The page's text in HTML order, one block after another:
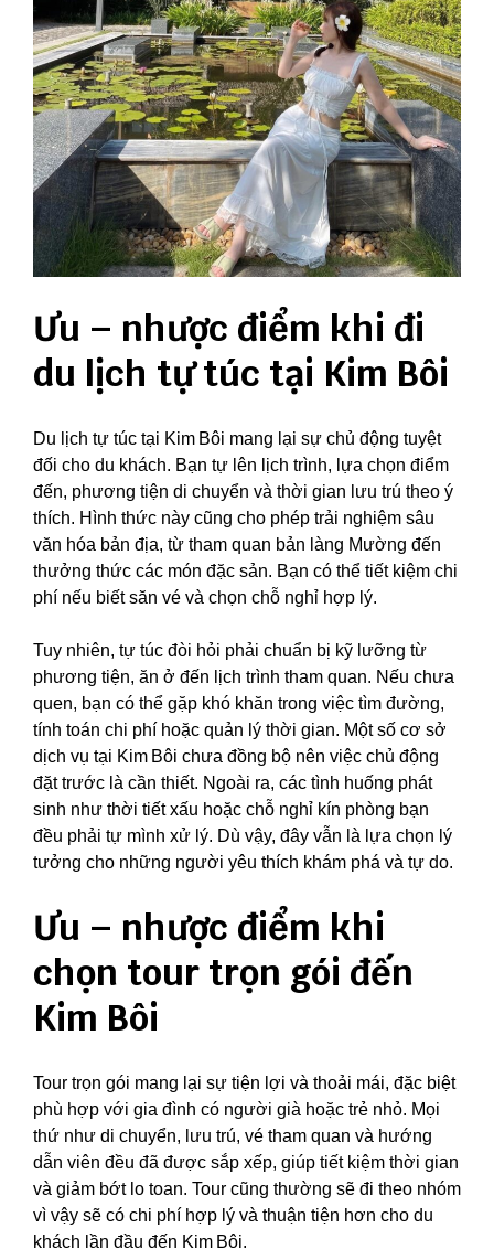
Ưu – nhược điểm khi đi
du lịch tự túc tại Kim Bôi
Du lịch tự túc tại Kim Bôi mang lại sự chủ động tuyệt
đối cho du khách. Bạn tự lên lịch trình, lựa chọn điểm
đến, phương tiện di chuyển và thời gian lưu trú theo ý
thích. Hình thức này cũng cho phép trải nghiệm sâu
văn hóa bản địa, từ tham quan bản làng Mường đến
thưởng thức các món đặc sản. Bạn có thể tiết kiệm chi
phí nếu biết săn vé và chọn chỗ nghỉ hợp lý.
Tuy nhiên, tự túc đòi hỏi phải chuẩn bị kỹ lưỡng từ
phương tiện, ăn ở đến lịch trình tham quan. Nếu chưa
quen, bạn có thể gặp khó khăn trong việc tìm đường,
tính toán chi phí hoặc quản lý thời gian. Một số cơ sở
dịch vụ tại Kim Bôi chưa đồng bộ nên việc chủ động
đặt trước là cần thiết. Ngoài ra, các tình huống phát
sinh như thời tiết xấu hoặc chỗ nghỉ kín phòng bạn
đều phải tự mình xử lý. Dù vậy, đây vẫn là lựa chọn lý
tưởng cho những người yêu thích khám phá và tự do.
Ưu – nhược điểm khi
chọn tour trọn gói đến
Kim Bôi
Tour trọn gói mang lại sự tiện lợi và thoải mái, đặc biệt
phù hợp với gia đình có người già hoặc trẻ nhỏ. Mọi
thứ như di chuyển, lưu trú, vé tham quan và hướng
dẫn viên đều đã được sắp xếp, giúp tiết kiệm thời gian
và giảm bớt lo toan. Tour cũng thường sẽ đi theo nhóm
vì vậy sẽ có chi phí hợp lý và thuận tiện hơn cho du
khách lần đầu đến Kim Bôi.